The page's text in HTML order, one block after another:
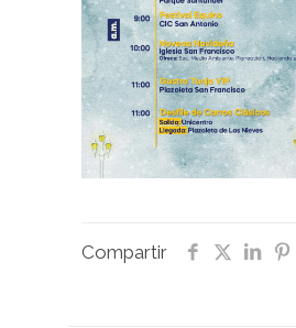
Compartir